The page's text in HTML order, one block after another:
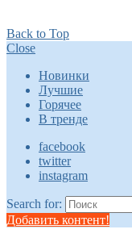
Back to Top
Close
Новинки
Лучшие
Горячее
В тренде
facebook
twitter
instagram
Search for:
Добавить контент!